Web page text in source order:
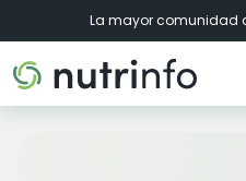
La mayor comunidad